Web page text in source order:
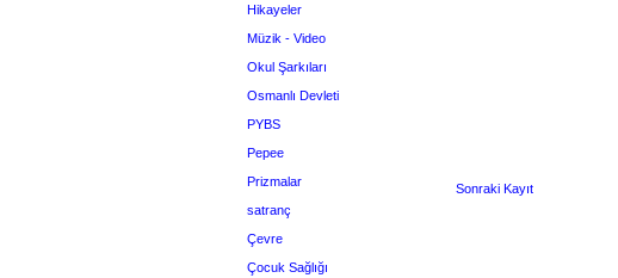
Sonraki Kayıt
Hikayeler
Müzik - Video
Okul Şarkıları
Osmanlı Devleti
PYBS
Pepee
Prizmalar
satranç
Çevre
Çocuk Sağlığı